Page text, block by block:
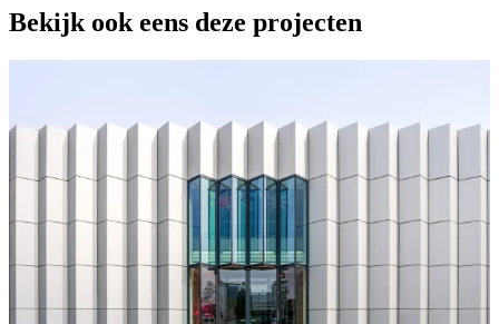
Bekijk ook eens deze projecten